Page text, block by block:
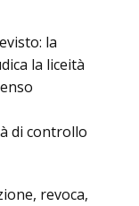
la
la liceità
di controllo
revoca,